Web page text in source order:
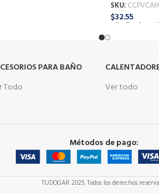
SKU:
$32.55
Añadir Al
PARA BAÑO
Todo
Ver todo
Métodos de pago:
TUDOGAR 2025. Todos los derechos